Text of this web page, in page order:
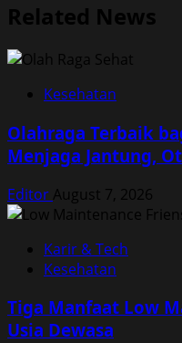
Related News
Kesehatan
Olahraga Terbaik
Menjaga Jantung,
Editor August 7, 2026
Karir & Tech
Kesehatan
Tiga Manfaat Low
Usia Dewasa